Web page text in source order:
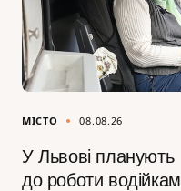
МІСТО 08.08.26
У Львові планують
до роботи